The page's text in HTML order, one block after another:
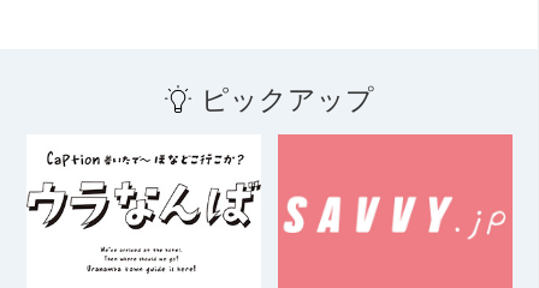
ピックアップ